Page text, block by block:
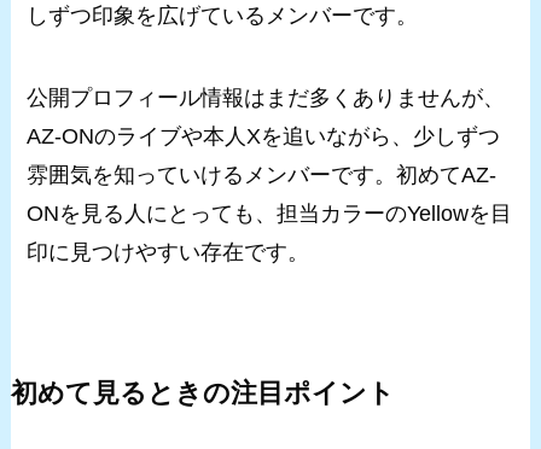
しずつ印象を広げているメンバーです。
公開プロフィール情報はまだ多くありませんが、
AZ-ONのライブや本人Xを追いながら、少しずつ
雰囲気を知っていけるメンバーです。初めてAZ-
ONを見る人にとっても、担当カラーのYellowを目
印に見つけやすい存在です。
初めて見るときの注目ポイント